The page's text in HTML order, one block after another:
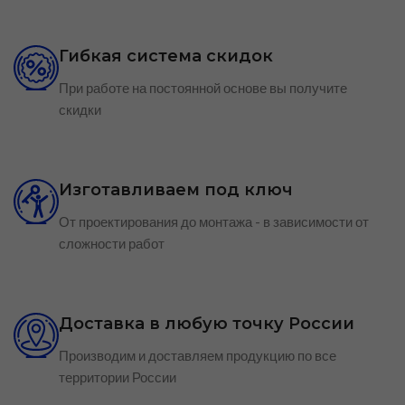
Гибкая система скидок
При работе на постоянной основе вы получите
скидки
Изготавливаем под ключ
От проектирования до монтажа - в зависимости от
сложности работ
Доставка в любую точку России
Производим и доставляем продукцию по все
территории России